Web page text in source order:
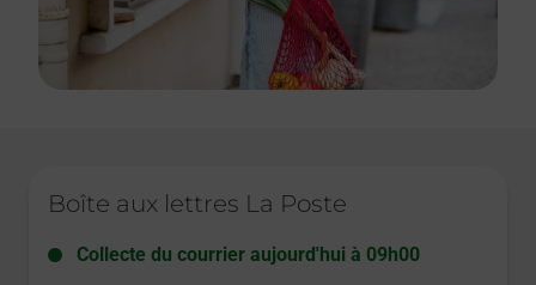
Boîte aux lettres La Poste
Collecte du courrier aujourd'hui à 09h00